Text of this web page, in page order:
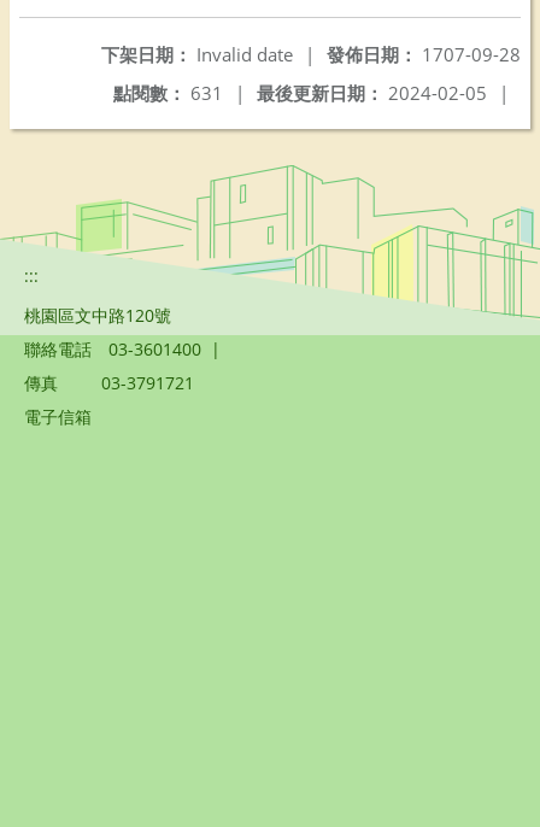
發佈日期： 1707-09-28
下架日期： Invalid date
|
最後更新日期： 2024-02-05 |
點閱數： 631 |
:::
桃園區文中路120號
聯絡電話
03-3601400 |
傳真
03-3791721
電子信箱